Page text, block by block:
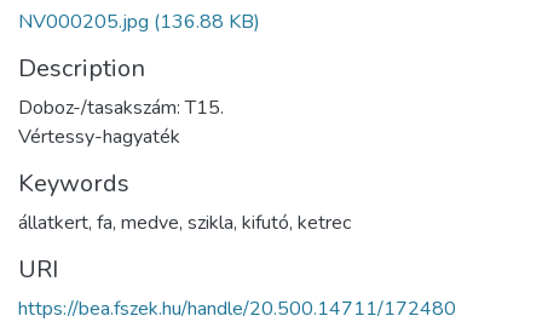
NV000205.jpg (136.88 KB)
Description
Doboz-/tasakszám: T15.
Vértessy-hagyaték
Keywords
állatkert, fa, medve, szikla, kifutó, ketrec
URI
https://bea.fszek.hu/handle/20.500.14711/172480